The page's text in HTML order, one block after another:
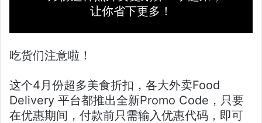
让你省下更多！
吃货们注意啦！
这个4月份超多美食折扣，各大外卖Food
Delivery 平台都推出全新Promo Code，只要
在优惠期间，付款前只需输入优惠代码，即可